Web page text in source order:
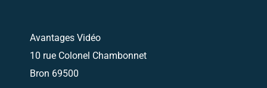
Avantages Vidéo
10 rue Colonel Chambonnet
Bron 69500